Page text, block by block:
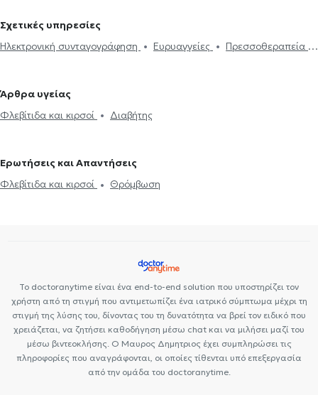
Σχετικές υπηρεσίες
Ηλεκτρονική συνταγογράφηση
Ευρυαγγείες
Πρεσσοθεραπεία
Διαβήτης
Άρθρα υγείας
Φλεβίτιδα και κιρσοί
Διαβήτης
Ερωτήσεις και Απαντήσεις
Φλεβίτιδα και κιρσοί
Θρόμβωση
Το doctoranytime είναι ένα end-to-end solution που υποστηρίζει τον
χρήστη από τη στιγμή που αντιμετωπίζει ένα ιατρικό σύμπτωμα μέχρι τη
στιγμή της λύσης του, δίνοντας του τη δυνατότητα να βρεί τον ειδικό που
χρειάζεται, να ζητήσει καθοδήγηση μέσω chat και να μιλήσει μαζί του
μέσω βιντεοκλήσης. Ο Μαυρος Δημητριος έχει συμπληρώσει τις
πληροφορίες που αναγράφονται, οι οποίες τίθενται υπό επεξεργασία
από την ομάδα του doctoranytime.